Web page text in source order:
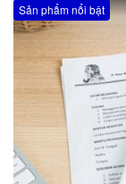
Sản phẩm nổi bật